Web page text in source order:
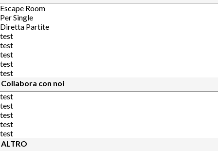
Escape Room
Per Single
Diretta Partite
test
test
test
test
test
Collabora con noi
test
test
test
test
test
ALTRO